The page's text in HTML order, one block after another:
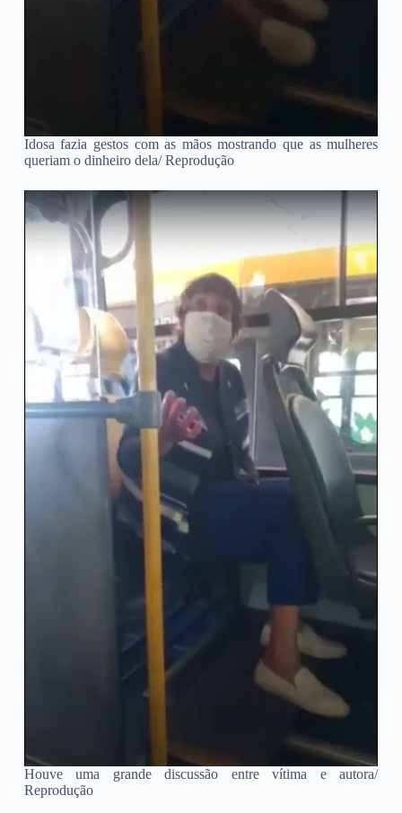
Idosa fazia gestos com as mãos mostrando que as mulheres
queriam o dinheiro dela/Reprodução
Houve uma grande discussão entre vítima e autora/
Reprodução